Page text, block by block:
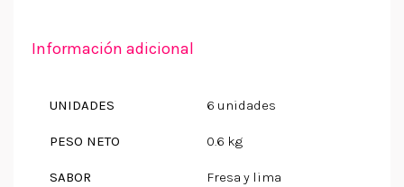
Información adicional
UNIDADES 6 unidades
PESO NETO 0.6 kg
SABOR Fresa y lima